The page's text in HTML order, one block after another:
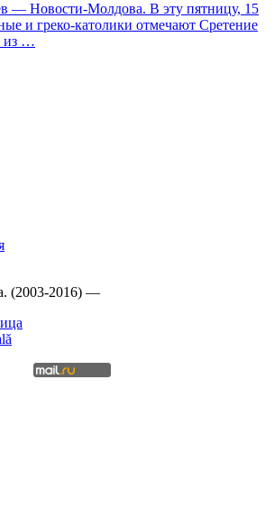
Новости-Молдова. В эту пятницу, 15
и греко-католики отмечают Сретение
из …
(2003-2016) —